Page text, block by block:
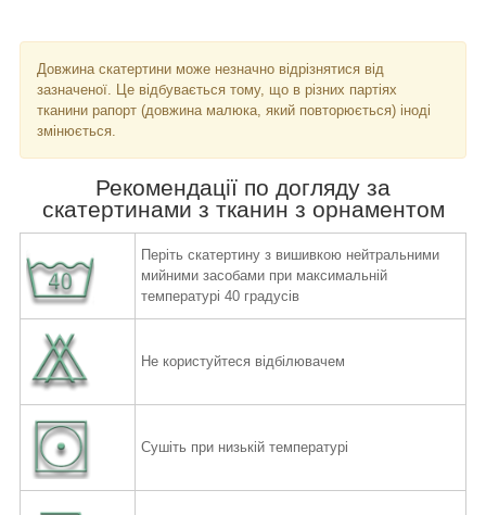
Довжина скатертини може незначно відрізнятися від
зазначеної. Це відбувається тому, що в різних партіях
тканини рапорт (довжина малюка, який повторюється) іноді
змінюється.
Рекомендації по догляду за
скатертинами з тканин з орнаментом
Періть скатертину з вишивкою нейтральними
мийними засобами при максимальній
температурі 40 градусів
Не користуйтеся відбілювачем
Сушіть при низькій температурі